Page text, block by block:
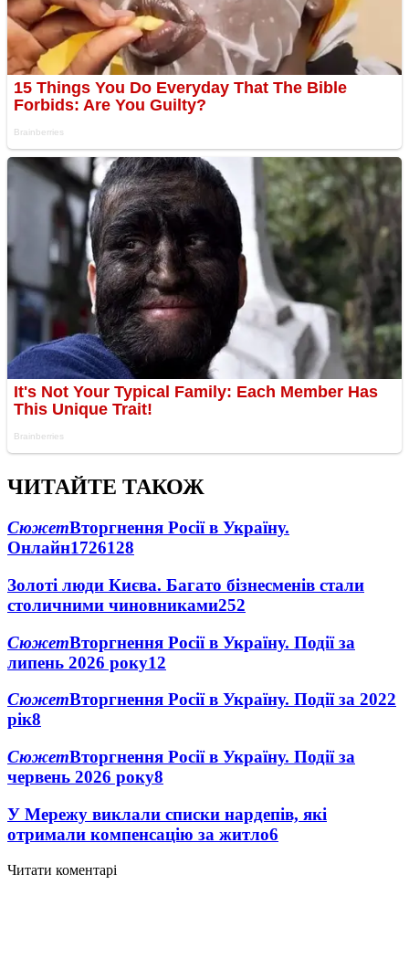
ЧИТАЙТЕ ТАКОЖ
СюжетВторгнення Росії в Україну.
Онлайн1726128
Золоті люди Києва. Багато бізнесменів стали
столичними чиновниками252
СюжетВторгнення Росії в Україну. Події за
липень 2026 року12
СюжетВторгнення Росії в Україну. Події за 2022
рік8
СюжетВторгнення Росії в Україну. Події за
червень 2026 року8
У Мережу виклали списки нардепів, які
отримали компенсацію за житло6
Читати коментарі